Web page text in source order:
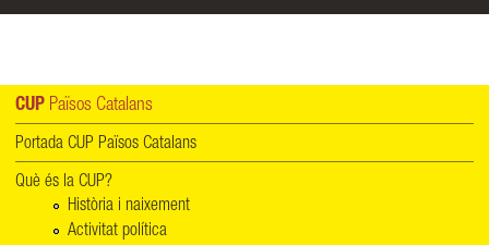
CUP Països Catalans
Portada CUP Països Catalans
Què és la CUP?
Història i naixement
Activitat política